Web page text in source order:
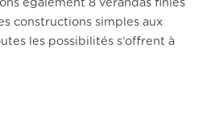
également 8 vérandas finies
constructions simples aux
les possibilités s’offrent à